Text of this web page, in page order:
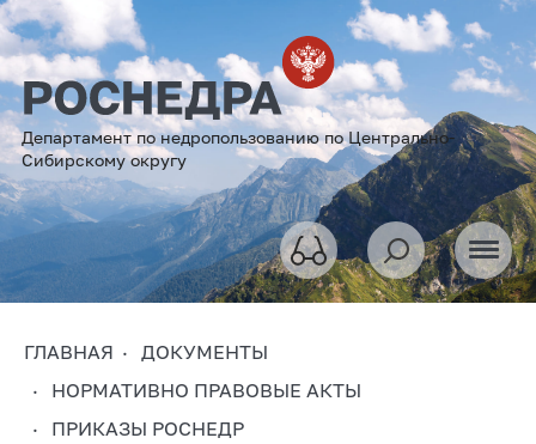
Департамент по недропользованию по Центрально-
Сибирскому округу
ГЛАВНАЯ
ДОКУМЕНТЫ
НОРМАТИВНО ПРАВОВЫЕ АКТЫ
ПРИКАЗЫ РОСНЕДР